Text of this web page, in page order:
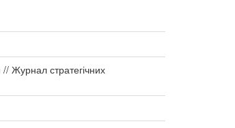
Журнал стратегічних